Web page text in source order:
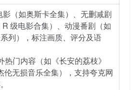
影（如奥斯卡全集）、无删减剧
级电影合集）、动漫番剧（如
系列），标注画质、评分及语
热门内容（如《长安的荔枝》
伦无损音乐全集），支持夸克网